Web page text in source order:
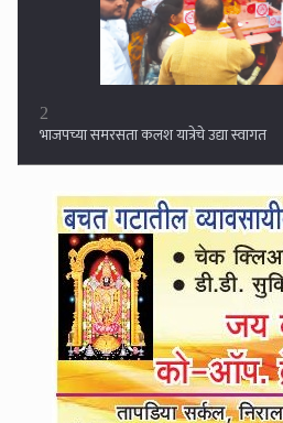
तीन अपत्ये अन् अनधिकृत बांधकामे भोवणार